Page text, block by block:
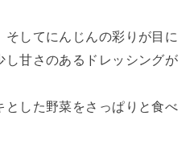
してにんじんの彩りが目に
し甘さのあるドレッシングが
とした野菜をさっぱりと食べ